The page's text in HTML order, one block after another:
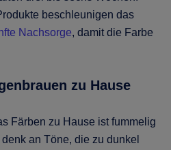
beschleunigen das
Nachsorge, damit die Farbe
zu Hause
Färben zu Hause ist fummelig
an Töne, die zu dunkel